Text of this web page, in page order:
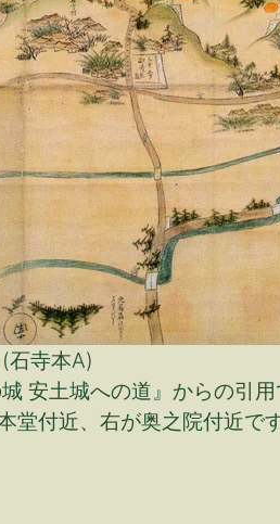
石寺本A)
安土城への道』からの引用
堂付近、右が奥之院付近